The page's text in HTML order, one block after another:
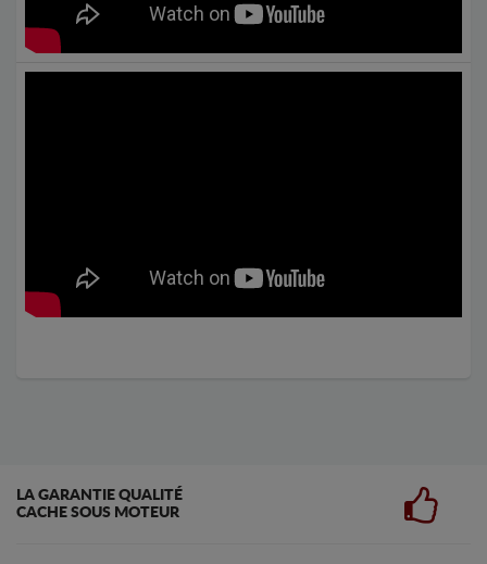
LA GARANTIE QUALITÉ
CACHE SOUS MOTEUR